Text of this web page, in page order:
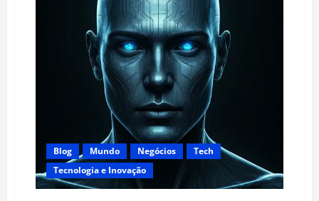
Blog Mundo Negócios
Tech
Tecnologia e Inovação